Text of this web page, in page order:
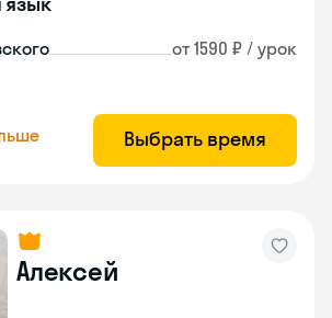
от 1590 ₽ / урок
Выбрать время
Алексей